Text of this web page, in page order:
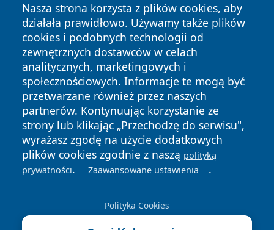
Nasza strona korzysta z plików cookies, aby
działała prawidłowo. Używamy także plików
cookies i podobnych technologii od
zewnętrznych dostawców w celach
analitycznych, marketingowych i
społecznościowych. Informacje te mogą być
przetwarzane również przez naszych
partnerów. Kontynuując korzystanie ze
strony lub klikając „Przechodzę do serwisu",
wyrażasz zgodę na użycie dodatkowych
plików cookies zgodnie z naszą polityką
prywatności. Zaawansowane ustawienia .
Polityka Cookies
Copyright © 2026 dabrowski24.pl Wszystkie prawa
zastrzeżone.
News Autorzy
Polityka
Prywatności
Polityka
Cookies